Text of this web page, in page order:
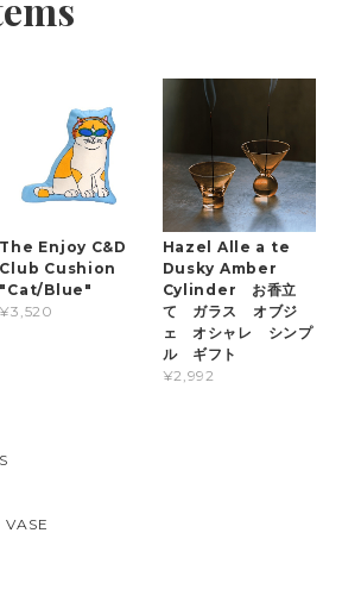
The Enjoy C&D
Club Cushion
"Cat/Blue"
¥3,520
Hazel Alle a te
Dusky Amber
Cylinder お香立
て ガラス オブジ
ェ オシャレ シンプ
ル ギフト
¥2,992